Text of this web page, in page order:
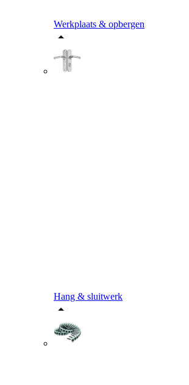
Werkplaats & opbergen
Hang & sluitwerk